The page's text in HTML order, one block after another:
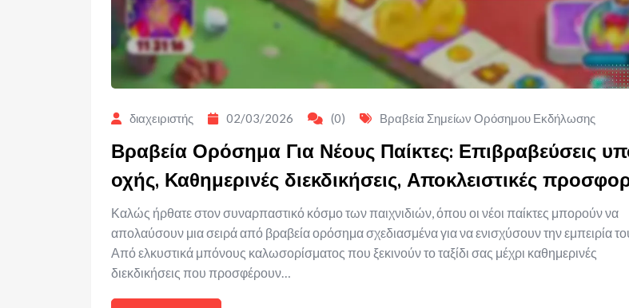
διαχειριστής 02/03/2026 (0) Βραβεία Σημείων Ορόσημου Εκδήλωσης
Βραβεία Ορόσημα Για Νέους Παίκτες: Επιβραβεύσεις
οχής, Καθημερινές διεκδικήσεις, Αποκλειστικές
Καλώς ήρθατε στον συναρπαστικό κόσμο των παιχνιδιών, όπου οι νέοι παίκτες μπορούν να
απολαύσουν μια σειρά από βραβεία ορόσημα σχεδιασμένα για να ενισχύσουν την εμπειρία
Από ελκυστικά μπόνους καλωσορίσματος που ξεκινούν το ταξίδι σας μέχρι καθημερινές
διεκδικήσεις που προσφέρουν…